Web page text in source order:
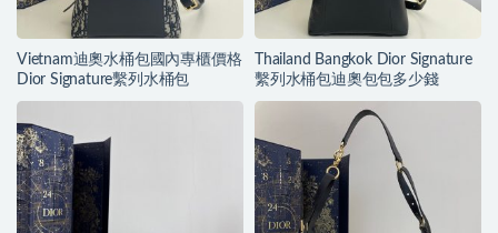
Vietnam迪奧水桶包國內專櫃價格
Dior Signature繫列水桶包
Thailand Bangkok Dior Signature
繫列水桶包迪奧包包多少錢